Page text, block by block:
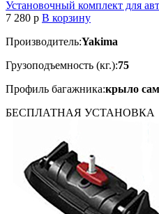
Установочный комплект для
7 280 p В корзину
Производитель:Yakima
Грузоподъемность (кг.):75
Профиль багажника:крыло
БЕСПЛАТНАЯ УСТАНОВКА